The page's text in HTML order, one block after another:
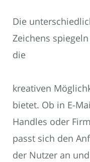
Die
Zeichens
die
kreativen
bietet. Ob in E-
Handles oder
passt sich den
der Nutzer an